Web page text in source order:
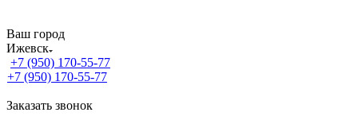
Ваш город
Ижевск
+7 (950) 170-55-77
+7 (950) 170-55-77
Заказать звонок